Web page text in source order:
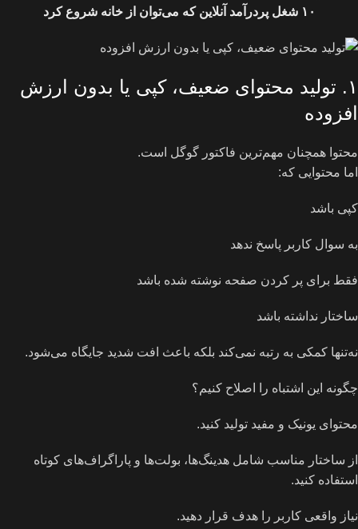
۱۰ شغل پردرآمد آنلاین که می‌توان از خانه شروع کرد
۱. تولید محتوای ضعیف، کپی یا بدون ارزش
افزوده
محتوا همچنان مهم‌ترین فاکتور گوگل است.
اما محتوایی که:
کپی باشد
به سوال کاربر پاسخ ندهد
فقط برای پر کردن صفحه نوشته شده باشد
ساختار نداشته باشد
نه‌تنها کمکی به رتبه نمی‌کند بلکه باعث افت شدید جایگاه می‌شود.
چگونه این اشتباه را اصلاح کنیم؟
محتوای یونیک و مفید تولید کنید.
از ساختار مناسب شامل هدینگ‌ها، بولت‌ها و پاراگراف‌های کوتاه
استفاده کنید.
نیاز واقعی کاربر را هدف قرار دهید.